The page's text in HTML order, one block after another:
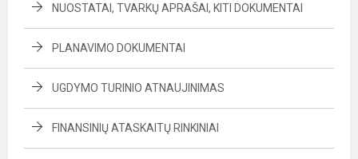
NUOSTATAI, TVARKŲ APRAŠAI, KITI DOKUMENTAI
PLANAVIMO DOKUMENTAI
UGDYMO TURINIO ATNAUJINIMAS
FINANSINIŲ ATASKAITŲ RINKINIAI